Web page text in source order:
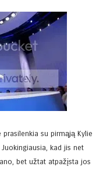
su pirmąją Kylie
kad jis net
bet užtat atpažįsta jos